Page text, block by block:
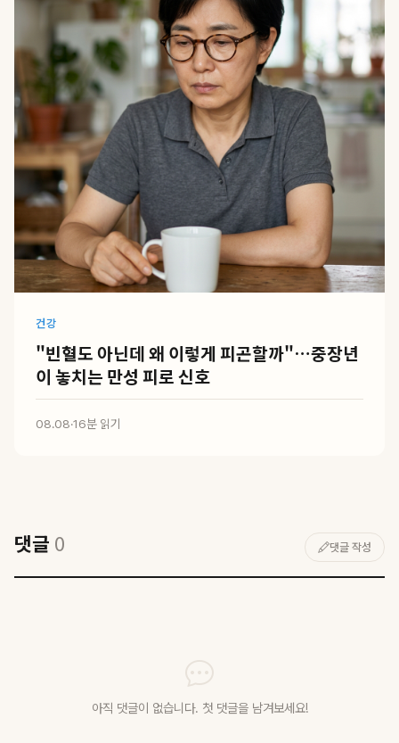
건강
"빈혈도 아닌데 왜 이렇게 피곤할까"…중장년
이 놓치는 만성 피로 신호
08.08·16분 읽기
댓글 0 댓글 작성
아직 댓글이 없습니다. 첫 댓글을 남겨보세요!